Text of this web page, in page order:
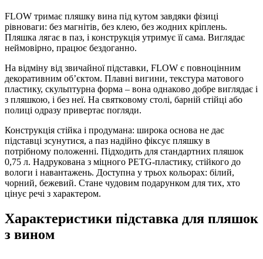
FLOW тримає пляшку вина під кутом завдяки фізиці
рівноваги: без магнітів, без клею, без жодних кріплень.
Пляшка лягає в паз, і конструкція утримує її сама. Виглядає
неймовірно, працює бездоганно.
На відміну від звичайної підставки, FLOW є повноцінним
декоративним об’єктом. Плавні вигини, текстура матового
пластику, скульптурна форма – вона однаково добре виглядає і
з пляшкою, і без неї. На святковому столі, барній стійці або
полиці одразу привертає погляди.
Конструкція стійка і продумана: широка основа не дає
підставці зсунутися, а паз надійно фіксує пляшку в
потрібному положенні. Підходить для стандартних пляшок
0,75 л. Надрукована з міцного PETG-пластику, стійкого до
вологи і навантажень. Доступна у трьох кольорах: білий,
чорний, бежевий. Стане чудовим подарунком для тих, хто
цінує речі з характером.
Характеристики підставка для пляшок
з вином